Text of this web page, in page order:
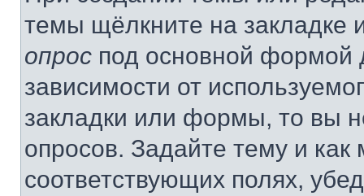
темы щёлкните на
опрос под основной формой
зависимости от
закладки или формы, то вы
опросов. Задайте тему и
соответствующих полях,